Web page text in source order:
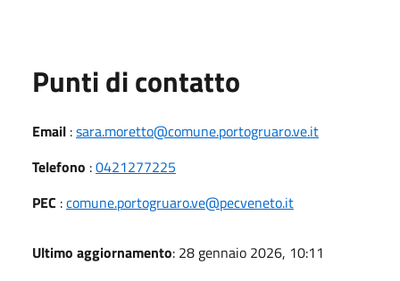
Punti di contatto
Email :sara.moretto@comune.portogruaro.ve.it
Telefono :0421277225
PEC :comune.portogruaro.ve@pecveneto.it
Ultimo aggiornamento: 28 gennaio 2026, 10:11